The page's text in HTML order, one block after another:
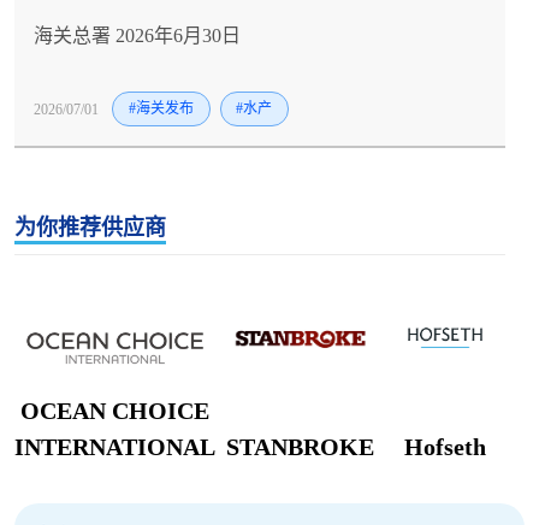
海关总署 2026年6月30日
2026/07/01 #海关发布 #水产
为你推荐供应商
OCEAN CHOICE
INTERNATIONAL STANBROKE Hofseth